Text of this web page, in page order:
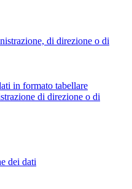
di direzione o di
in formato tabellare
di direzione o di
dei dati